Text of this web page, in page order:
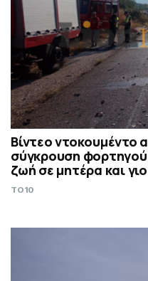
Βίντεο ντοκουμέντο
σύγκρουση φορτηγού
ζωή σε μητέρα και γιο
TO10